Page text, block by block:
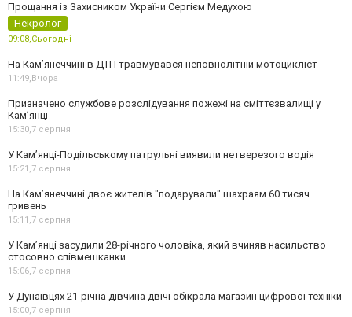
Прощання із Захисником України Сергієм Медухою
Некролог
09:08,Сьогодні
На Кам’янеччині в ДТП травмувався неповнолітній мотоцикліст
11:49, Вчора
Призначено службове розслідування пожежі на сміттєзвалищі у
Кам’янці
15:30,7 серпня
У Кам’янці-Подільському патрульні виявили нетверезого водія
15:21,7 серпня
На Камʼянеччині двоє жителів "подарували" шахраям 60 тисяч
гривень
15:11,7 серпня
У Камʼянці засудили 28-річного чоловіка, який вчиняв насильство
стосовно співмешканки
15:06,7 серпня
У Дунаївцях 21-річна дівчина двічі обікрала магазин цифрової техніки
15:00,7 серпня